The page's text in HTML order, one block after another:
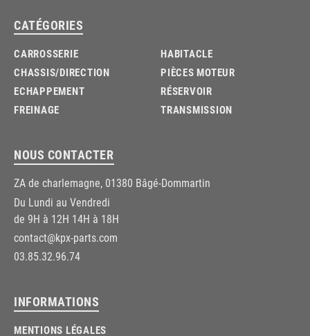
CATÉGORIES
CARROSSERIE
CHASSIS/DIRECTION
ECHAPPEMENT
FREINAGE
HABITACLE
PIÈCES MOTEUR
RÉSERVOIR
TRANSMISSION
NOUS CONTACTER
ZA de charlemagne, 01380 Bâgé-Dommartin
Du Lundi au Vendredi
de 9H à 12H 14H à 18H
contact@kpx-parts.com
03.85.32.96.74
INFORMATIONS
MENTIONS LÉGALES